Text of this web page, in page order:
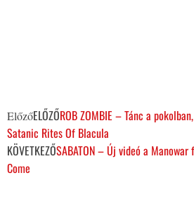
ElőzőELŐZŐROB ZOMBIE – Tánc a
Satanic Rites Of Blacula
KÖVETKEZŐSABATON – Új videó a
Come